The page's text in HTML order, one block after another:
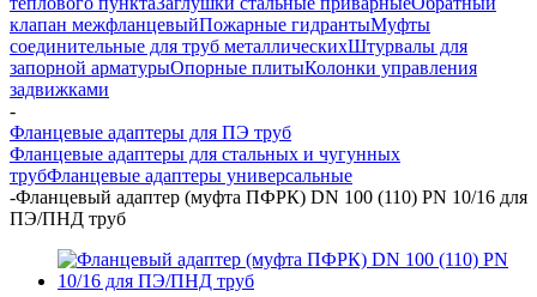
клапан межфланцевыйПожарные гидрантыМуфты
соединительные для труб металлическихШтурвалы для
запорной арматурыОпорные плитыКолонки управления
задвижками
-
Фланцевые адаптеры для ПЭ труб
Фланцевые адаптеры для стальных и чугунных
трубФланцевые адаптеры универсальные
-Фланцевый адаптер (муфта ПФРК) DN 100 (110) PN 10/16 для
ПЭ/ПНД труб